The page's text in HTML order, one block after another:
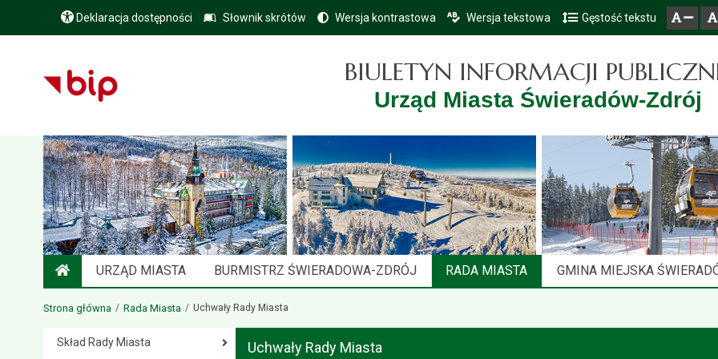
Przejdź do głównego menu
Przejdź do treści
Przejdź do mapy serwisu
Deklaracja dostępności Słownik skrótów Wersja kontrastowa Wersja tekstowa Gęstość tekstu
BIULETYN INFORMACJI
Urząd Miasta Świeradów-Zdrój
URZĄD MIASTA BURMISTRZ ŚWIERADOWA-ZDRÓJ RADA MIASTA GMINA MIEJSKA
Strona główna Rada Miasta Uchwały Rady Miasta
Skład Rady Miasta Uchwały Rady Miasta